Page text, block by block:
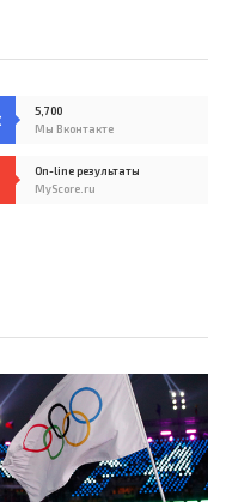
5,700
Мы Вконтакте
On-line результаты
MyScore.ru